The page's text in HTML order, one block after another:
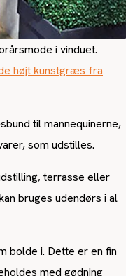
i vinduet.
højt kunstgræs fra
til mannequinerne,
som udstilles.
terrasse eller
bruges udendørs i al
bolde i. Dette er en fin
med gødning